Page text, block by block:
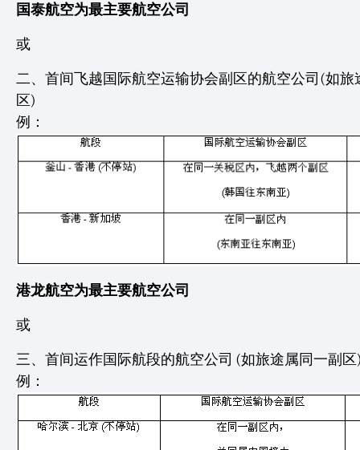
国泰航空为最主要航空公司
或
二、首间飞越国际航空运输协会副区的航空公司(如旅
区)
例：
港龙航空为最主要航空公司
或
三、首间运作国际航段的航空公司 (如旅途属同一副
例：